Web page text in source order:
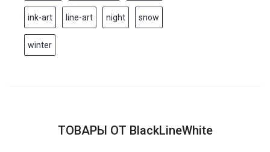
ink-art line-art night snow
winter
ТОВАРЫ ОТ BlackLineWhite